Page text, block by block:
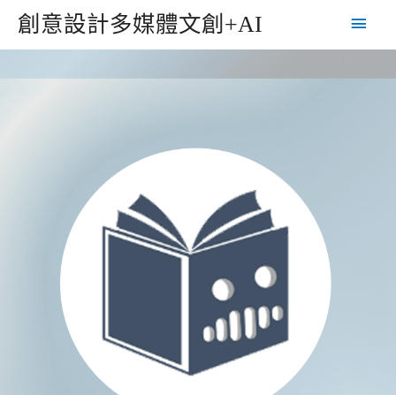
創意設計多媒體文創+AI